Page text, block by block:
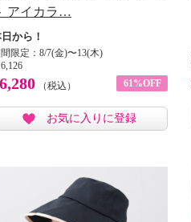
アイカラ…
から！
限定：8/7(金)〜13(木)
（税込） 61%OFF
お気に入りに登録